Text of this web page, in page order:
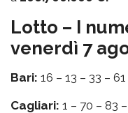
Lotto – I
venerdì 7
Bari: 16 – 13 – 33 –
Cagliari: 1 – 70 – 83